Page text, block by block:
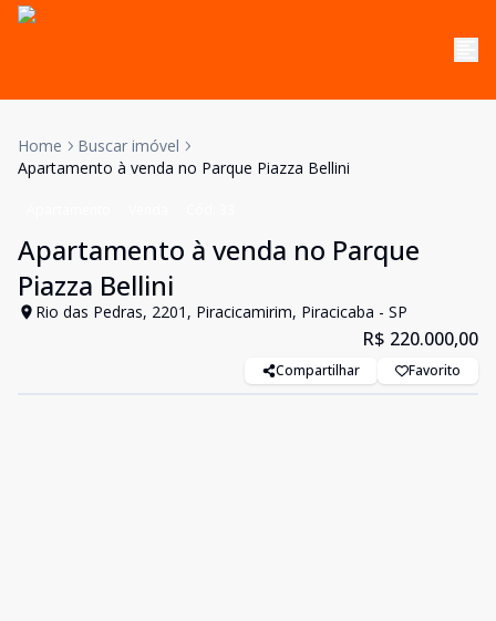
Home
Buscar imóvel
Apartamento à venda no Parque Piazza Bellini
Apartamento à venda no Parque
Piazza Bellini
Rio das Pedras, 2201, Piracicamirim, Piracicaba - SP
R$ 220.000,00
Compartilhar Favorito